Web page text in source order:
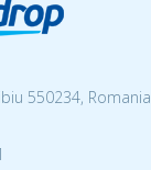
550234, Romania